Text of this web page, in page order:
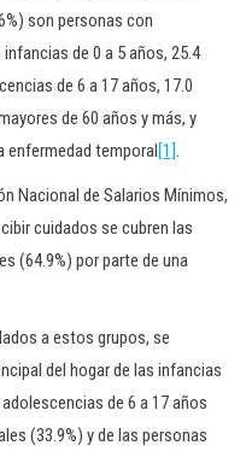
son personas con
de 0 a 5 años, 25.4
de 6 a 17 años, 17.0
de 60 años y más, y
enfermedad temporal[1].
Nacional de Salarios Mínimos,
cuidados se cubren las
(64.9%) por parte de una
a estos grupos, se
del hogar de las infancias
de 6 a 17 años
(33.9%) y de las personas